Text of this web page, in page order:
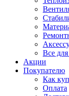
Все
Акции
Покупателю
Как
Оплата